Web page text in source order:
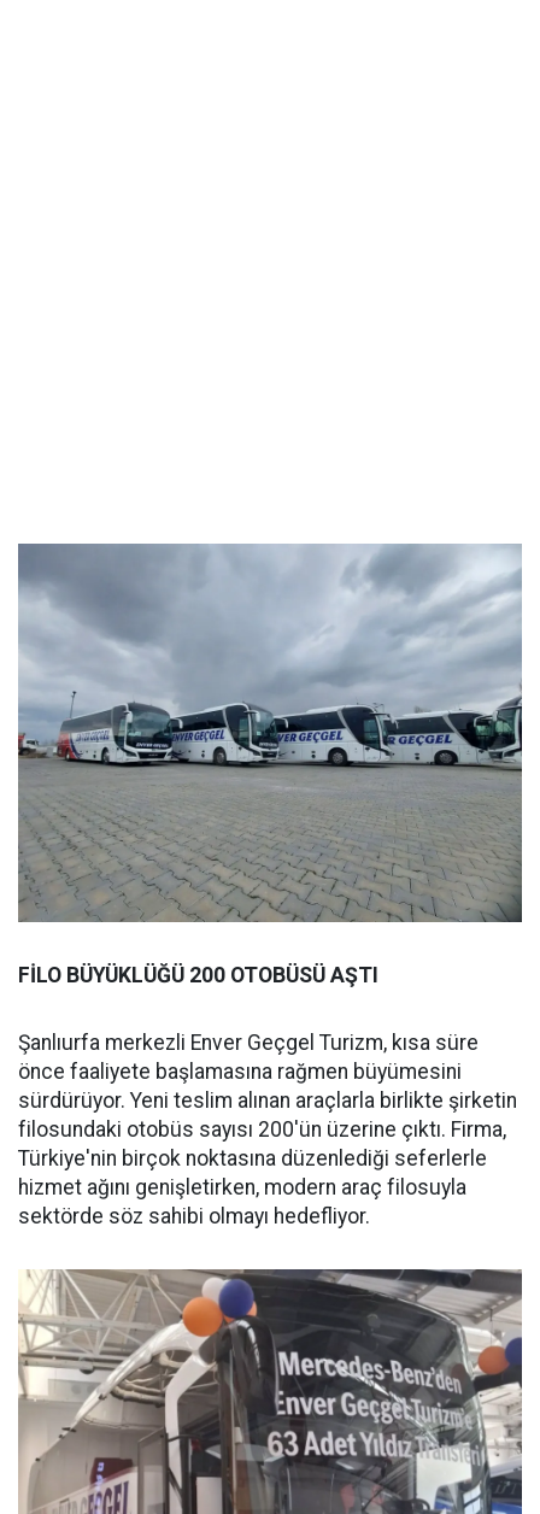
FİLO BÜYÜKLÜĞÜ 200 OTOBÜSÜ AŞTI
Şanlıurfa merkezli Enver Geçgel Turizm, kısa süre
önce faaliyete başlamasına rağmen büyümesini
sürdürüyor. Yeni teslim alınan araçlarla birlikte şirketin
filosundaki otobüs sayısı 200'ün üzerine çıktı. Firma,
Türkiye'nin birçok noktasına düzenlediği seferlerle
hizmet ağını genişletirken, modern araç filosuyla
sektörde söz sahibi olmayı hedefliyor.